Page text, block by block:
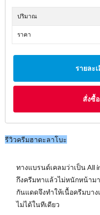
ปริมาณ
ราคา
รายละ
สั่งซื้
รีวิวครีมฮาดะลาโบะ
ทางแบรนด์เคลมว่าเป็น All
กึงครีมทาแล้วไม่หนักหน้าม
กันแดดจึงทำให้เนื้อครีมบา
ไม่ได้ในทีเดียว